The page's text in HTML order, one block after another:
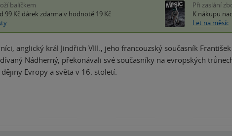
balíčkem
99 Kč dárek zdarma v hodnotě 19 Kč
Při zaslání
K nákupu
Let na měsíc
anglický král Jindřich VIII., jeho francouzský současník
Nádherný, překonávali své současníky na evropských
Evropy a světa v 16. století.